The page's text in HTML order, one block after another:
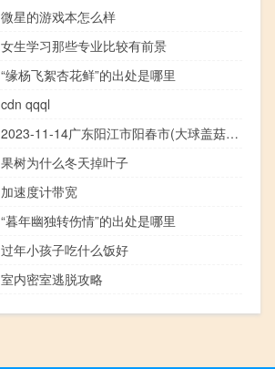
微星的游戏本怎么样
女生学习那些专业比较有前景
“缘杨飞絮杏花鲜”的出处是哪里
cdn qqql
2023-11-14广东阳江市阳春市(大球盖菇)的报价是多少
果树为什么冬天掉叶子
加速度计带宽
“暮年幽独转伤情”的出处是哪里
过年小孩子吃什么饭好
室内密室逃脱攻略